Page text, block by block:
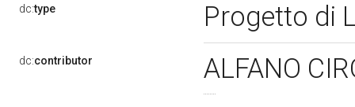
dc:type Progetto di
dc:contributor
ALFANO